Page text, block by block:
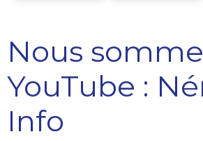
Nous
YouTube :
Info